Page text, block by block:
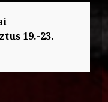
19.-23.